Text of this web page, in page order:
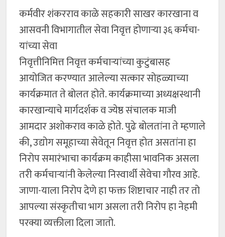
कर्मवीर शंकरराव काळे सहकारी साखर कारखाना व
आसवनी विभागातील सेवा निवृत्त होणाऱ्या ३६ कर्मचा-
यांच्या सेवा
निवृत्तीनिमित्त निवृत्त कर्मचाऱ्यांच्या कुटुंबासह
आयोजित करण्यात आलेल्या सत्कार सोहळ्याच्या
कार्यक्रमात ते बोलत होते. कार्यक्रमाच्या अध्यक्षस्थानी
कारखान्याचे मार्गदर्शक व ज्येष्ठ संचालक माजी
आमदार अशोकराव काळे होते. पुढे बोलतांना ते म्हणाले
की, उद्योग समूहाच्या सेवेतून निवृत्त होत असतांना हा
निरोप समारंभाचा कार्यक्रम काहीसा भावनिक असला
तरी कर्मचाऱ्यांनी केलेल्या निस्वार्थी सेवेचा गौरव आहे.
जाणा-याला निरोप देणे हा फक्त शिष्टाचार नाही तर तो
आपल्या संस्कृतीचा भाग असला तरी निरोप हा नेहमी
परक्या व्यक्तीला दिला जातो.